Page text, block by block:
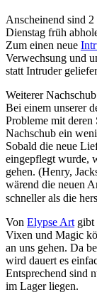
Anscheinend sind
Dienstag früh
Zum einen neue
Verwechsung und
statt Intruder
Weiterer
Bei einem unserer
Probleme mit
Nachschub ein
Sobald die neue
eingepflegt wurde,
gehen. (Henry,
wärend die neuen
schneller als die
Von Elypse Art gibt
Vixen und Magic
an uns gehen. Da
wird dauert es
Entsprechend sind
im Lager liegen.